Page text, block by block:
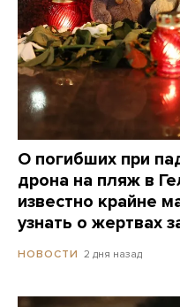
О погибших при
дрона на пляж в
известно крайне
узнать о жертвах
НОВОСТИ 2 дня назад